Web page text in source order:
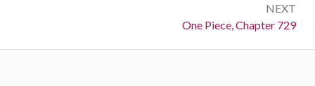
NEXT
Next:
One Piece, Chapter 729